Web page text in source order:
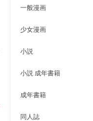
一般漫画
少女漫画
小説
小説 成年書籍
成年書籍
同人誌